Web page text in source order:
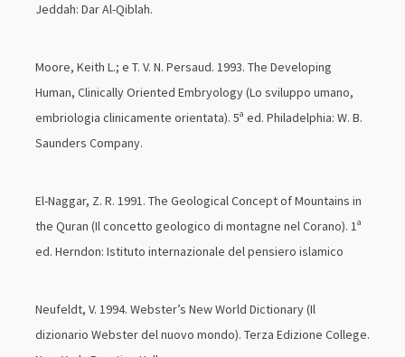
Jeddah: Dar Al-Qiblah.
Moore, Keith L.; e T. V. N. Persaud. 1993. The Developing
Human, Clinically Oriented Embryology (Lo sviluppo umano,
embriologia clinicamente orientata). 5ª ed. Philadelphia: W. B.
Saunders Company.
El-Naggar, Z. R. 1991. The Geological Concept of Mountains in
the Quran (Il concetto geologico di montagne nel Corano). 1ª
ed. Herndon: Istituto internazionale del pensiero islamico
Neufeldt, V. 1994. Webster’s New World Dictionary (Il
dizionario Webster del nuovo mondo). Terza Edizione College.